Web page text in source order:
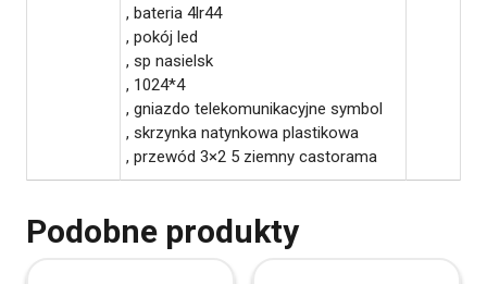
, bateria 4lr44
, pokój led
, sp nasielsk
, 1024*4
, gniazdo telekomunikacyjne symbol
, skrzynka natynkowa plastikowa
, przewód 3×2 5 ziemny castorama
Podobne produkty